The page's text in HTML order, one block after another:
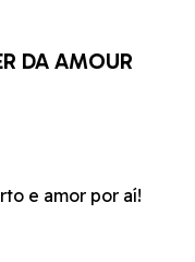
DA AMOUR
e amor por aí!